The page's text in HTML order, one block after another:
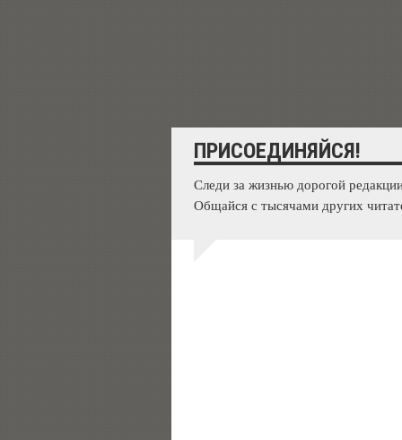
ПРИСОЕДИНЯЙСЯ!
Следи за жизнью дорогой
Общайся с тысячами других